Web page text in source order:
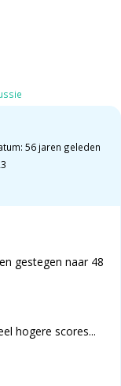
56 jaren geleden
gestegen naar 48
hogere scores...